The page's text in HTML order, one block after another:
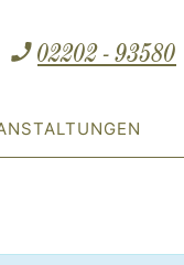
02202 - 93580